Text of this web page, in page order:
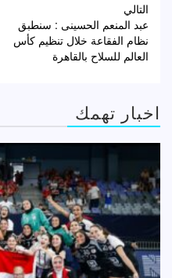
تصفّح
المقالات
التالي
عبد المنعم الحسينى : سنطبق
نظام الفقاعة خلال تنظيم كأس
العالم للسلاح بالقاهرة
اخبار تهمك